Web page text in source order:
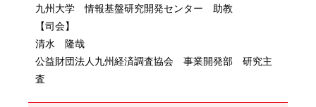
九州大学 情報基盤研究開発センター 助教
【司会】
清水 隆哉
公益財団法人九州経済調査協会 事業開発部 研究主
査